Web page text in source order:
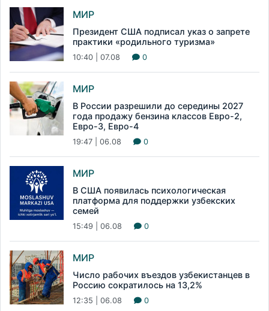
МИР
Президент США подписал указ о запрете
практики «родильного туризма»
10:40 | 07.08 0
МИР
В России разрешили до середины 2027
года продажу бензина классов Евро-2,
Евро-3, Евро-4
19:47 | 06.08 0
МИР
В США появилась психологическая
платформа для поддержки узбекских
семей
15:49 | 06.08 0
МИР
Число рабочих въездов узбекистанцев в
Россию сократилось на 13,2%
12:35 | 06.08 0